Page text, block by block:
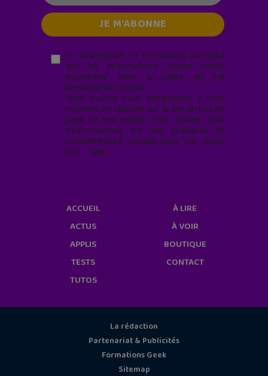
En soumettant ce formulaire, j’accepte
que les informations saisies soient
exploitées* dans le cadre de ma
demande de contact.
Vous pouvez vous désabonner à tout
moment en cliquant sur le lien en bas de
page de nos emails. Pour obtenir plus
d'informations sur nos pratiques de
confidentialité, rendez-vous sur notre
site web
ACCUEIL
ACTUS
APPLIS
TESTS
TUTOS
À LIRE
À VOIR
BOUTIQUE
CONTACT
La rédaction
Partenariat & Publicités
Formations Geek
Sitemap